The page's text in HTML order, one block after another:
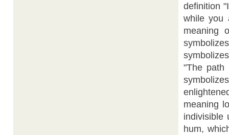
definition
while you
meaning
"The path
meaning
indivisible
hum,